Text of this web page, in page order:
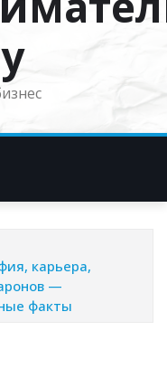
карьера,
—
факты